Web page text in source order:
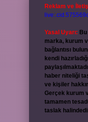
Reklam ve
Yasal Uyarı:
marka, kurum
bağlantısı
kendi
haber niteliği
ve kişiler
Gerçek kurum
tamamen
taslak